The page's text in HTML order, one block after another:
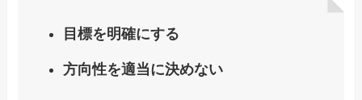
目標を明確にする
方向性を適当に決めない